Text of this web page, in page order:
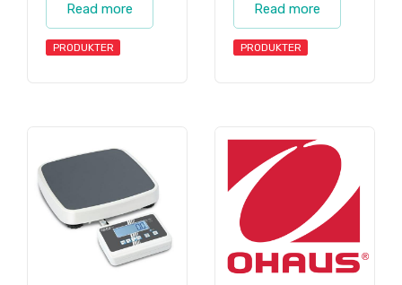
Read more
PRODUKTER
Read more
PRODUKTER